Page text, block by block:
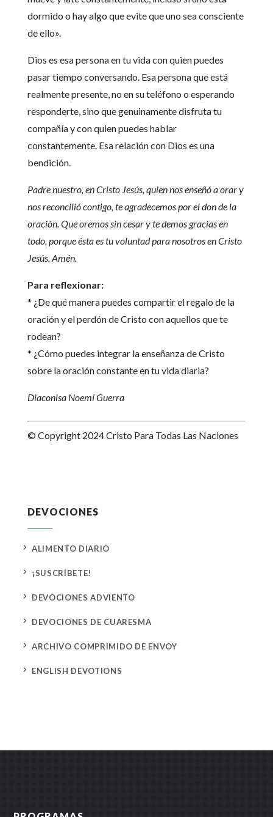
dormido o hay algo que evite que uno sea consciente
de ello».
Dios es esa persona en tu vida con quien puedes
pasar tiempo conversando. Esa persona que está
realmente presente, no en su teléfono o esperando
responderte, sino que genuinamente disfruta tu
compañía y con quien puedes hablar
constantemente. Esa relación con Dios es una
bendición.
Padre nuestro, en Cristo Jesús, quien nos enseñó a orar y
nos reconcilió contigo, te agradecemos por el don de la
oración. Que oremos sin cesar y te demos gracias en
todo, porque ésta es tu voluntad para nosotros en Cristo
Jesús. Amén.
Para reflexionar:
* ¿De qué manera puedes compartir el regalo de la
oración y el perdón de Cristo con aquellos que te
rodean?
* ¿Cómo puedes integrar la enseñanza de Cristo
sobre la oración constante en tu vida diaria?
Diaconisa Noemí Guerra
© Copyright 2024 Cristo Para Todas Las Naciones
DEVOCIONES
5 ALIMENTO DIARIO
5 ¡SUSCRÍBETE!
5 DEVOCIONES ADVIENTO
5 DEVOCIONES DE CUARESMA
5 ARCHIVO COMPRIMIDO DE ENVOY
5 ENGLISH DEVOTIONS